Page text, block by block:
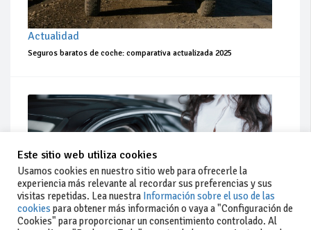
Actualidad
Seguros baratos de coche: comparativa actualizada 2025
Este sitio web utiliza cookies
Usamos cookies en nuestro sitio web para ofrecerle la
experiencia más relevante al recordar sus preferencias y sus
visitas repetidas. Lea nuestra Información sobre el uso de las
cookies para obtener más información o vaya a "Configuración de
Cookies" para proporcionar un consentimiento controlado. Al